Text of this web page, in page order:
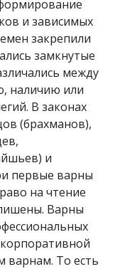
и зависимых
закрепили
замкнутые
между
наличию или
В законах
(брахманов),
и
первые варны
на чтение
Варны
варнам. То есть